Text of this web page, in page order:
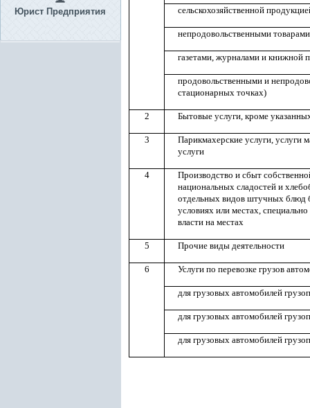
Юрист Предприятия сельскохозяйственной
непродовольственными товарами
газетами, журналами и книжной
продовольственными и
стационарных точках)
2 Бытовые услуги, кроме
3
Парикмахерские услуги, услуги
услуги
4
Производство и сбыт
национальных сладостей и
отдельных видов штучных блюд
условиях или местах,
власти на местах
5 Прочие виды деятельности
6 Услуги по перевозке грузов
для грузовых автомобилей
для грузовых автомобилей
для грузовых автомобилей